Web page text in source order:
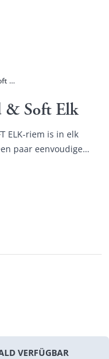
Verstelbare riem Round & Soft Elk
& Soft Elk
ELK-riem is in elk
paar eenvoudige
die u nodig hebt,
om vast te houden.
VERFÜGBAR